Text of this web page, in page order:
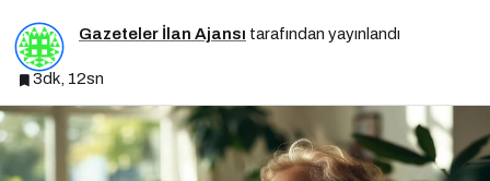
Gazeteler İlan Ajansı tarafından yayınlandı
3dk, 12sn